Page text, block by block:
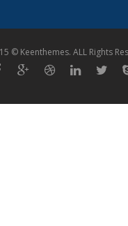
© Keenthemes. ALL Rights